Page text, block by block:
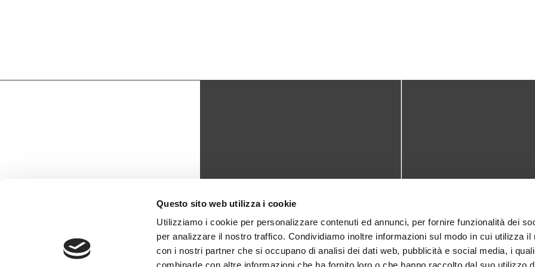
Questo sito web utilizza i cookie
Utilizziamo i cookie per personalizzare contenuti ed annunci, per fornire funzionalità dei
per analizzare il nostro traffico. Condividiamo inoltre informazioni sul modo in cui utilizza il
con i nostri partner che si occupano di analisi dei dati web, pubblicità e social media, i
biblioteca@comune.monselice.padova.it
0429 - 1905714
Via San Biagio,10
35043 Monselice (PD)